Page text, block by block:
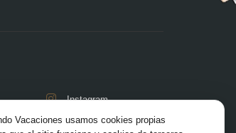
Instagram
TikTok
Vacaciones usamos cookies propias